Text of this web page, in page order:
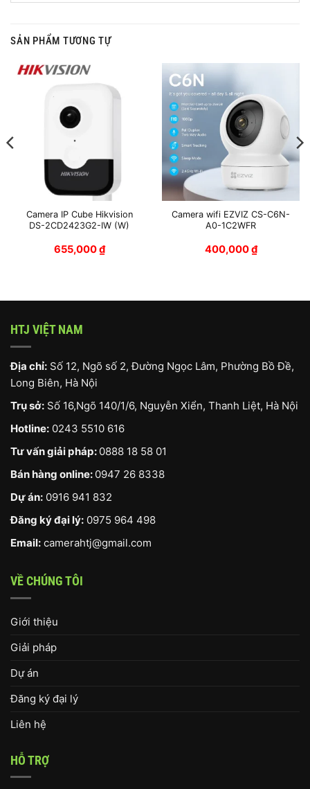
SẢN PHẨM TƯƠNG TỰ
Camera IP Cube Hikvision
DS-2CD2423G2-IW (W)
655,000₫
Camera wifi EZVIZ CS-C6N-
A0-1C2WFR
400,000₫
HTJ VIỆT NAM
Địa chỉ: Số 12, Ngõ số 2, Đường Ngọc Lâm, Phường Bồ Đề,
Long Biên, Hà Nội
Trụ sở: Số 16,Ngõ 140/1/6, Nguyễn Xiển, Thanh Liệt, Hà Nội
Hotline: 0243 5510 616
Tư vấn giải pháp: 0888 18 58 01
Bán hàng online: 0947 26 8338
Dự án: 0916 941 832
Đăng ký đại lý: 0975 964 498
Email: camerahtj@gmail.com
VỀ CHÚNG TÔI
Giới thiệu
Giải pháp
Dự án
Đăng ký đại lý
Liên hệ
HỖ TRỢ